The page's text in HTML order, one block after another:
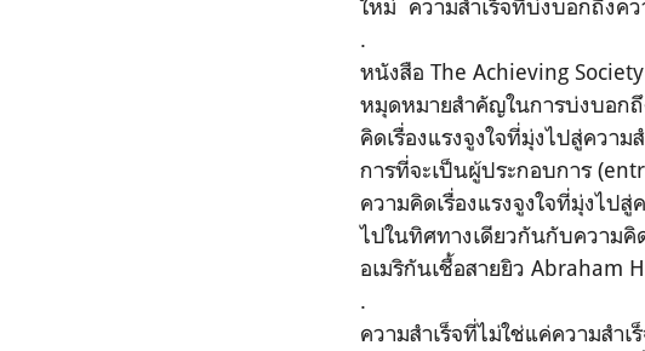
ใหม่ ความสำเร็จที่บ่งบอกถึงค
.
หนังสือ The Achieving
หมุดหมายสำคัญในการบ่งบอกถึ
คิดเรื่องแรงจูงใจที่มุ่งไปสู่ควา
การที่จะเป็นผู้ประกอบการ
ความคิดเรื่องแรงจูงใจที่มุ่งไป
ไปในทิศทางเดียวกันกับความคิ
อเมริกันเชื้อสายยิว Abraham
.
ความสำเร็จที่ไม่ใช่แค่ความสำ